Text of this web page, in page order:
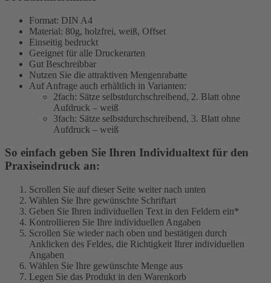
Format: DIN A4
Material: 80g, holzfrei, weiß, Offset
Einseitig bedruckt
Geeignet für alle Druckerarten
Gut Beschreibbar
Nutzen Sie die attraktiven Mengenrabatte
Auf Anfrage auch erhältlich in Varianten:
2fach: Sätze selbstdurchschreibend, 2. Blatt ohne
Aufdruck – weiß
3fach: Sätze selbstdurchschreibend, 3. Blatt ohne
Aufdruck – weiß
So einfach geben Sie Ihren Individualtext für den
Praxiseindruck an:
Scrollen Sie auf dieser Seite weiter nach unten
Wählen Sie Ihre gewünschte Schriftart
Geben Sie Ihren individuellen Text in den Feldern ein*
Kontrollieren Sie Ihre individuellen Angaben
Scrollen Sie wieder nach oben und bestätigen durch
Anklicken des Feldes, die Richtigkeit Ihrer individuellen
Angaben
Wählen Sie Ihre gewünschte Menge aus
Legen Sie das Produkt in den Warenkorb